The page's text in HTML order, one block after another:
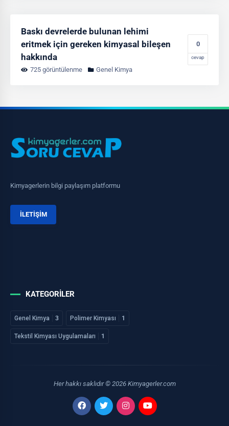
Baskı devrelerde bulunan lehimi
eritmek için gereken kimyasal bileşen
hakkında
725 görüntülenme Genel Kimya
0
cevap
Kimyagerlerin bilgi paylaşım platformu
İLETİŞİM
KATEGORILER
Genel Kimya 3 Polimer Kimyası 1
Tekstil Kimyası Uygulamaları 1
Her hakkı saklıdır © 2026 Kimyagerler.com